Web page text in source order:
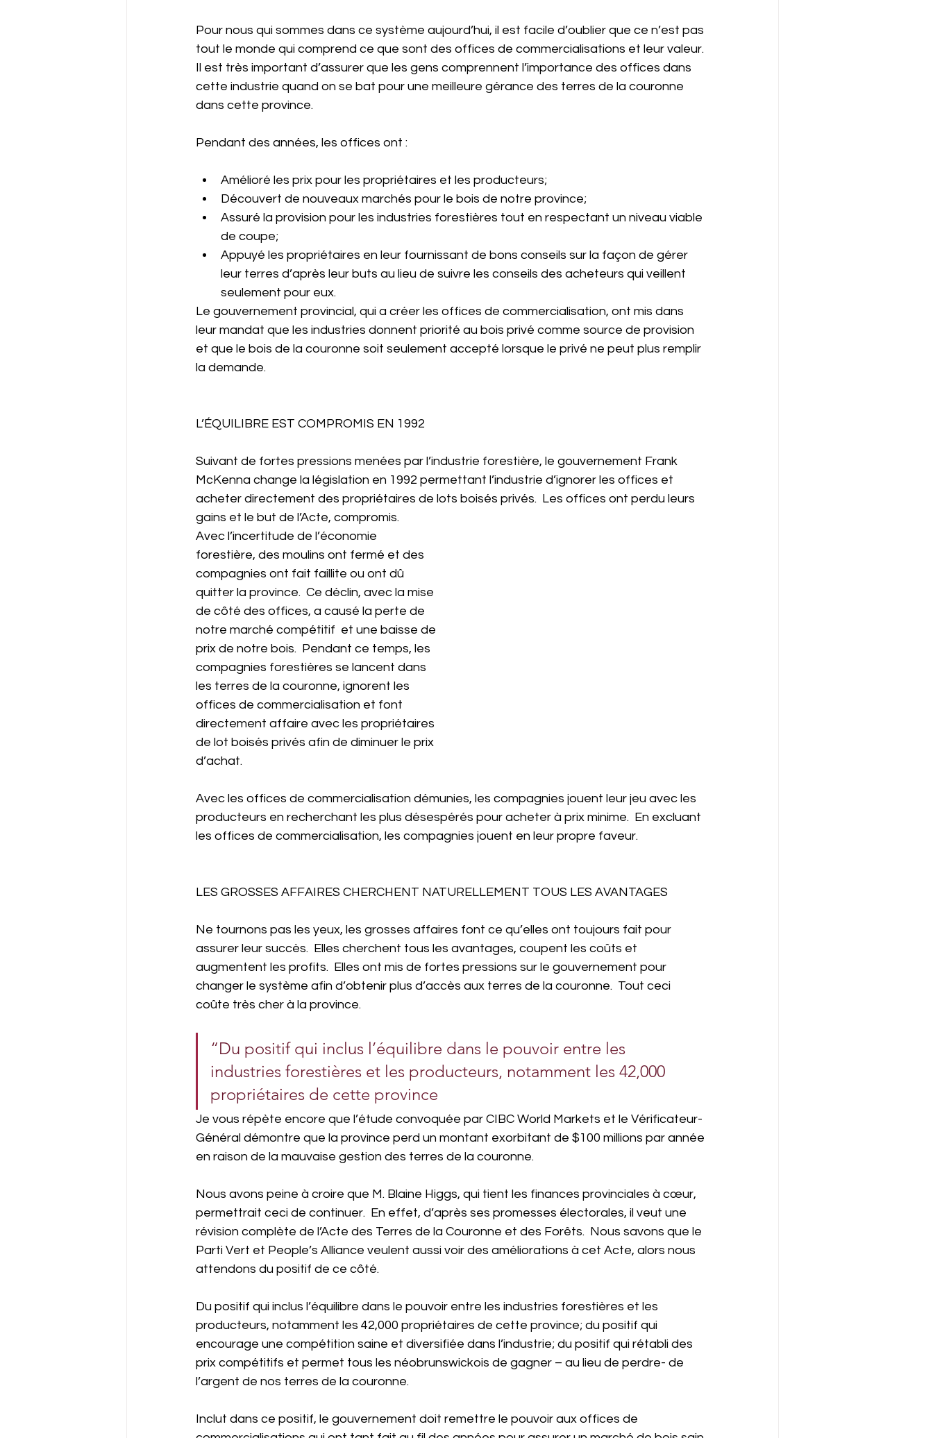
Pour nous qui sommes dans ce système aujourd’hui, il est facile d’oublier que ce n’est pas
tout le monde qui comprend ce que sont des offices de commercialisations et leur valeur.
Il est très important d’assurer que les gens comprennent l’importance des offices dans
cette industrie quand on se bat pour une meilleure gérance des terres de la couronne
dans cette province.
Pendant des années, les offices ont :
Amélioré les prix pour les propriétaires et les producteurs;
Découvert de nouveaux marchés pour le bois de notre province;
Assuré la provision pour les industries forestières tout en respectant un niveau viable
de coupe;
Appuyé les propriétaires en leur fournissant de bons conseils sur la façon de gérer
leur terres d’après leur buts au lieu de suivre les conseils des acheteurs qui veillent
seulement pour eux.
Le gouvernement provincial, qui a créer les offices de commercialisation, ont mis dans
leur mandat que les industries donnent priorité au bois privé comme source de provision
et que le bois de la couronne soit seulement accepté lorsque le privé ne peut plus remplir
la demande.
L’ÉQUILIBRE EST COMPROMIS EN 1992
Suivant de fortes pressions menées par l’industrie forestière, le gouvernement Frank
McKenna change la législation en 1992 permettant l’industrie d’ignorer les offices et
acheter directement des propriétaires de lots boisés privés.  Les offices ont perdu leurs
gains et le but de l’Acte, compromis.
Avec l’incertitude de l’économie
forestière, des moulins ont fermé et des
compagnies ont fait faillite ou ont dû
quitter la province.  Ce déclin, avec la mise
de côté des offices, a causé la perte de
notre marché compétitif  et une baisse de
prix de notre bois.  Pendant ce temps, les
compagnies forestières se lancent dans
les terres de la couronne, ignorent les
offices de commercialisation et font
directement affaire avec les propriétaires
de lot boisés privés afin de diminuer le prix
d’achat.
Avec les offices de commercialisation démunies, les compagnies jouent leur jeu avec les
producteurs en recherchant les plus désespérés pour acheter à prix minime.  En excluant
les offices de commercialisation, les compagnies jouent en leur propre faveur.
LES GROSSES AFFAIRES CHERCHENT NATURELLEMENT TOUS LES AVANTAGES
Ne tournons pas les yeux, les grosses affaires font ce qu’elles ont toujours fait pour
assurer leur succès.  Elles cherchent tous les avantages, coupent les coûts et
augmentent les profits.  Elles ont mis de fortes pressions sur le gouvernement pour
changer le système afin d’obtenir plus d’accès aux terres de la couronne.  Tout ceci
coûte très cher à la province.
“Du positif qui inclus l’équilibre dans le pouvoir entre les
industries forestières et les producteurs, notamment les 42,000
propriétaires de cette province
Je vous répète encore que l’étude convoquée par CIBC World Markets et le Vérificateur-
Général démontre que la province perd un montant exorbitant de $100 millions par année
en raison de la mauvaise gestion des terres de la couronne.
Nous avons peine à croire que M. Blaine Higgs, qui tient les finances provinciales à cœur,
permettrait ceci de continuer.  En effet, d’après ses promesses électorales, il veut une
révision complète de l’Acte des Terres de la Couronne et des Forêts.  Nous savons que le
Parti Vert et People’s Alliance veulent aussi voir des améliorations à cet Acte, alors nous
attendons du positif de ce côté.
Du positif qui inclus l’équilibre dans le pouvoir entre les industries forestières et les
producteurs, notamment les 42,000 propriétaires de cette province; du positif qui
encourage une compétition saine et diversifiée dans l’industrie; du positif qui rétabli des
prix compétitifs et permet tous les néobrunswickois de gagner – au lieu de perdre- de
l’argent de nos terres de la couronne.
Inclut dans ce positif, le gouvernement doit remettre le pouvoir aux offices de